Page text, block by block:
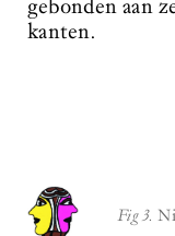
gebonden aan
kanten.
Fig 3.